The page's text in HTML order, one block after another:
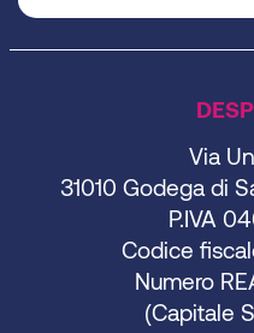
Via
31010 Godega di
P.IVA
Codice
Numero
(Capitale